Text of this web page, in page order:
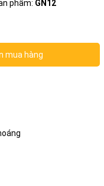
phẩm: GN12
mua hàng